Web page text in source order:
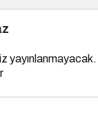
yayınlanmayacak.